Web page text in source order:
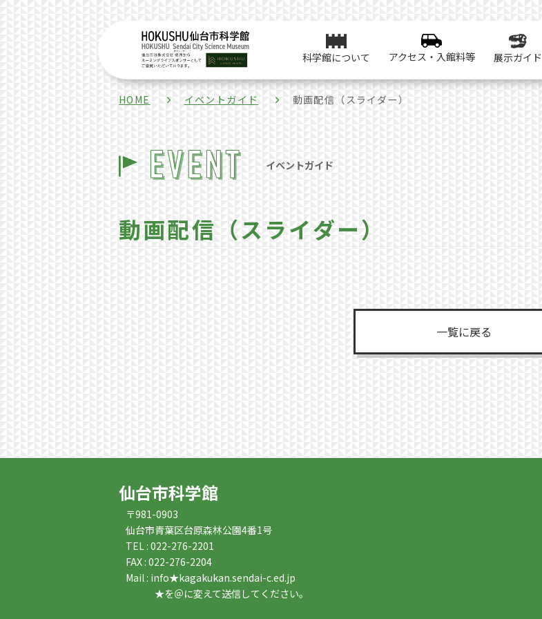
科学館について アクセス・入館料等 展示ガイド
HOME イベントガイド 動画配信（スライダー）
イベントガイド
動画配信（スライダー）
一覧に戻る
仙台市科学館
〒981-0903
仙台市青葉区台原森林公園4番1号
TEL : 022-276-2201
FAX : 022-276-2204
Mail : info★kagakukan.sendai-c.ed.jp
★を＠に変えて送信してください。